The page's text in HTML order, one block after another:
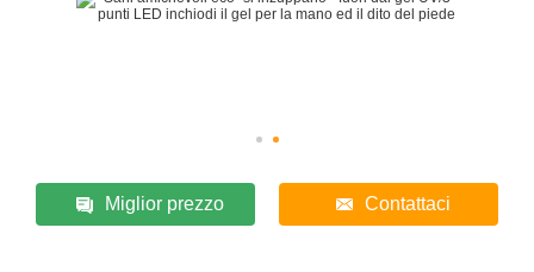
Miglior prezzo Contattaci